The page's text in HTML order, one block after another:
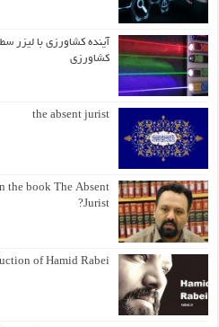
آینده کشاورزی با لیزر
کشاورزی
the absent jurist
the book The Absent
Jurist?
of Hamid Rabei